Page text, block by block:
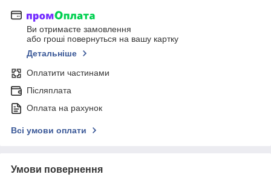
Ви отримаєте замовлення
або гроші повернуться на вашу картку
Детальніше
Оплатити частинами
Післяплата
Оплата на рахунок
Всі умови оплати
Умови повернення